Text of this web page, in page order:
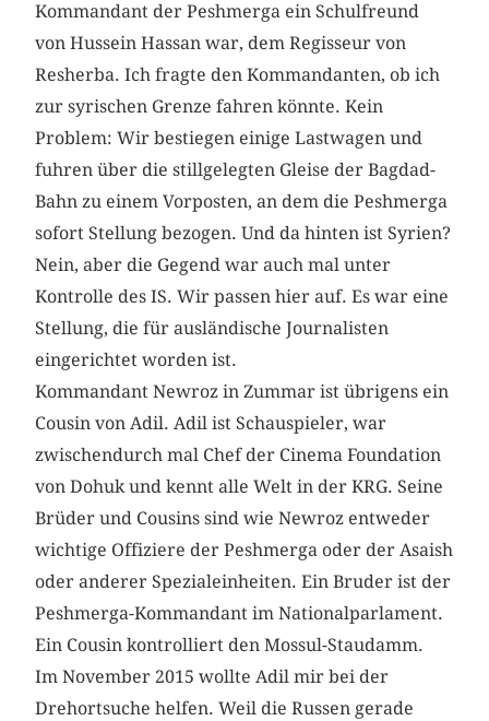
Kommandant der Peshmerga ein Schulfreund
von Hussein Hassan war, dem Regisseur von
Resherba. Ich fragte den Kommandanten, ob ich
zur syrischen Grenze fahren könnte. Kein
Problem: Wir bestiegen einige Lastwagen und
fuhren über die stillgelegten Gleise der Bagdad-
Bahn zu einem Vorposten, an dem die Peshmerga
sofort Stellung bezogen. Und da hinten ist Syrien?
Nein, aber die Gegend war auch mal unter
Kontrolle des IS. Wir passen hier auf. Es war eine
Stellung, die für ausländische Journalisten
eingerichtet worden ist.
Kommandant Newroz in Zummar ist übrigens ein
Cousin von Adil. Adil ist Schauspieler, war
zwischendurch mal Chef der Cinema Foundation
von Dohuk und kennt alle Welt in der KRG. Seine
Brüder und Cousins sind wie Newroz entweder
wichtige Offiziere der Peshmerga oder der Asaish
oder anderer Spezialeinheiten. Ein Bruder ist der
Peshmerga-Kommandant im Nationalparlament.
Ein Cousin kontrolliert den Mossul-Staudamm.
Im November 2015 wollte Adil mir bei der
Drehort­suche helfen. Weil die Russen gerade